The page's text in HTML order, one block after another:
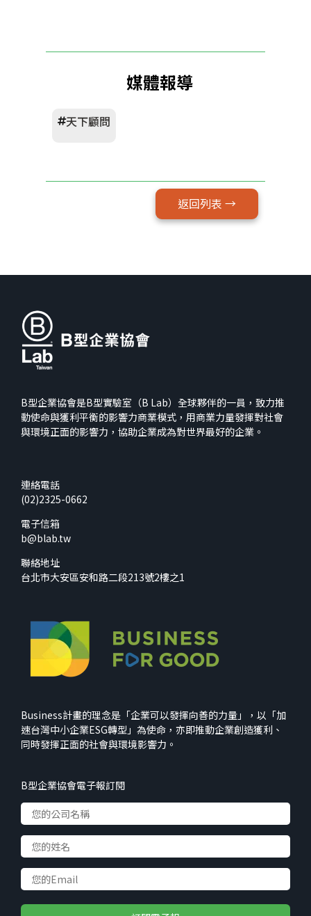
媒體報導
天下顧問
返回列表 →
B型企業協會是B型實驗室（B Lab）全球夥伴的一員，致力推
動使命與獲利平衡的影響力商業模式，用商業力量發揮對社會
與環境正面的影響力，協助企業成為對世界最好的企業。
連絡電話
(02)2325-0662
電子信箱
b@blab.tw
聯絡地址
台北市大安區安和路二段213號2樓之1
Business計畫的理念是「企業可以發揮向善的力量」，以「加
速台灣中小企業ESG轉型」為使命，亦即推動企業創造獲利、
同時發揮正面的社會與環境影響力。
B型企業協會電子報訂閱